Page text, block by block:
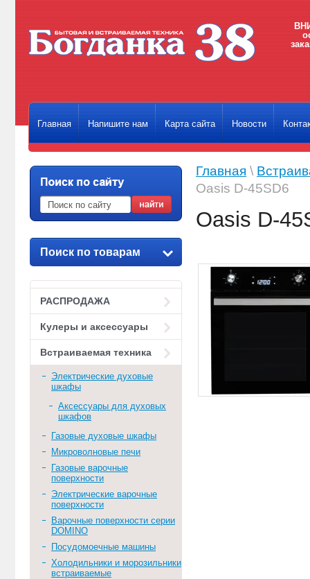
Главная Напишите нам Карта сайта Новости
Поиск по товарам
РАСПРОДАЖА
Кулеры и аксессуары
Встраиваемая техника
Электрические духовые
шкафы
Аксессуары для духовых
шкафов
Газовые духовые шкафы
Микроволновые печи
Газовые варочные
поверхности
Электрические варочные
поверхности
Варочные поверхности серии
DOMINO
Посудомоечные машины
Холодильники и морозильники
встраиваемые
Главная \
Oasis D-45SD6
Oasis D-